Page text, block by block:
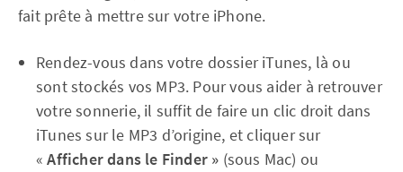
fait prête à mettre sur votre iPhone.
Rendez-vous dans votre dossier iTunes, là ou
sont stockés vos MP3. Pour vous aider à retrouver
votre sonnerie, il suffit de faire un clic droit dans
iTunes sur le MP3 d’origine, et cliquer sur
«Afficher dans le Finder » (sous Mac) ou